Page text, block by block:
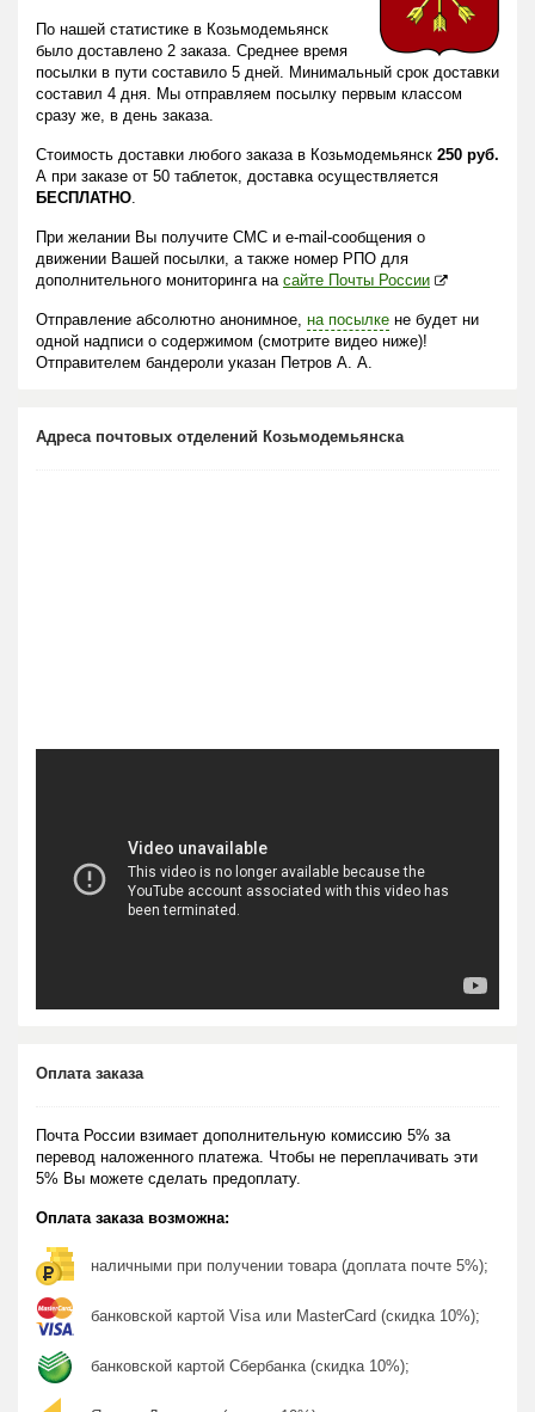
По нашей статистике в Козьмодемьянск
было доставлено 2 заказа. Среднее время
посылки в пути составило 5 дней. Минимальный срок доставки
составил 4 дня. Мы отправляем посылку первым классом
сразу же, в день заказа.
Стоимость доставки любого заказа в Козьмодемьянск 250 руб.
А при заказе от 50 таблеток, доставка осуществляется
БЕСПЛАТНО.
При желании Вы получите СМС и e-mail-сообщения о
движении Вашей посылки, а также номер РПО для
дополнительного мониторинга на сайте Почты России
Отправление абсолютно анонимное, на посылке не будет ни
одной надписи о содержимом (смотрите видео ниже)!
Отправителем бандероли указан Петров А. А.
Адреса почтовых отделений Козьмодемьянска
Оплата заказа
Почта России взимает дополнительную комиссию 5% за
перевод наложенного платежа. Чтобы не переплачивать эти
5% Вы можете сделать предоплату.
Оплата заказа возможна:
наличными при получении товара (доплата почте 5%);
банковской картой Visa или MasterCard (скидка 10%);
банковской картой Сбербанка (скидка 10%);